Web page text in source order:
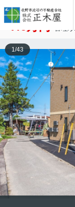
グランモアポム
7.6万円
1/43